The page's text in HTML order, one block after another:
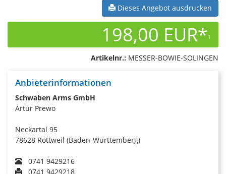
Dieses Angebot ausdrucken
198,00 EUR*1
Artikelnr.: MESSER-BOWIE-SOLINGEN
Anbieterinformationen
Schwaben Arms GmbH
Artur Prewo
Neckartal 95
78628 Rottweil (Baden-Württemberg)
0741 9429216
0741 9429218